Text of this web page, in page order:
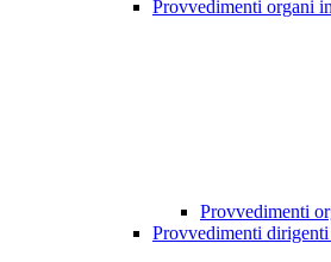
Provvedimenti organi
Provvedimenti
Provvedimenti